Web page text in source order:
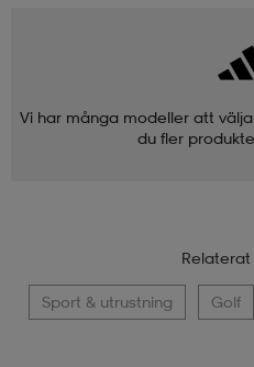
Vi har många modeller att
du fler
Relaterat
Sport & utrustning Golf